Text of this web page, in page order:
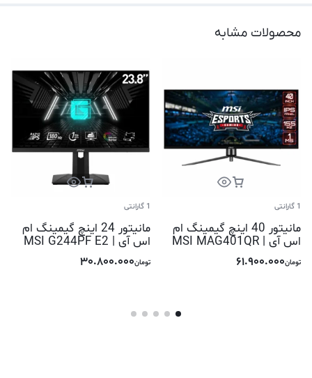
محصولات مشابه
1 گارانتی
مانیتور 40 اینچ گیمینگ ام
اس آی | MSI MAG401QR
تومان61.900.000
1 گارانتی
مانیتور 24 اینچ گیمینگ ام
اس آی | MSI G244PF E2
تومان30.800.000